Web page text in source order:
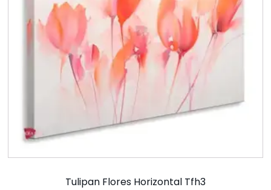
Tulipan Flores Horizontal Tfh3